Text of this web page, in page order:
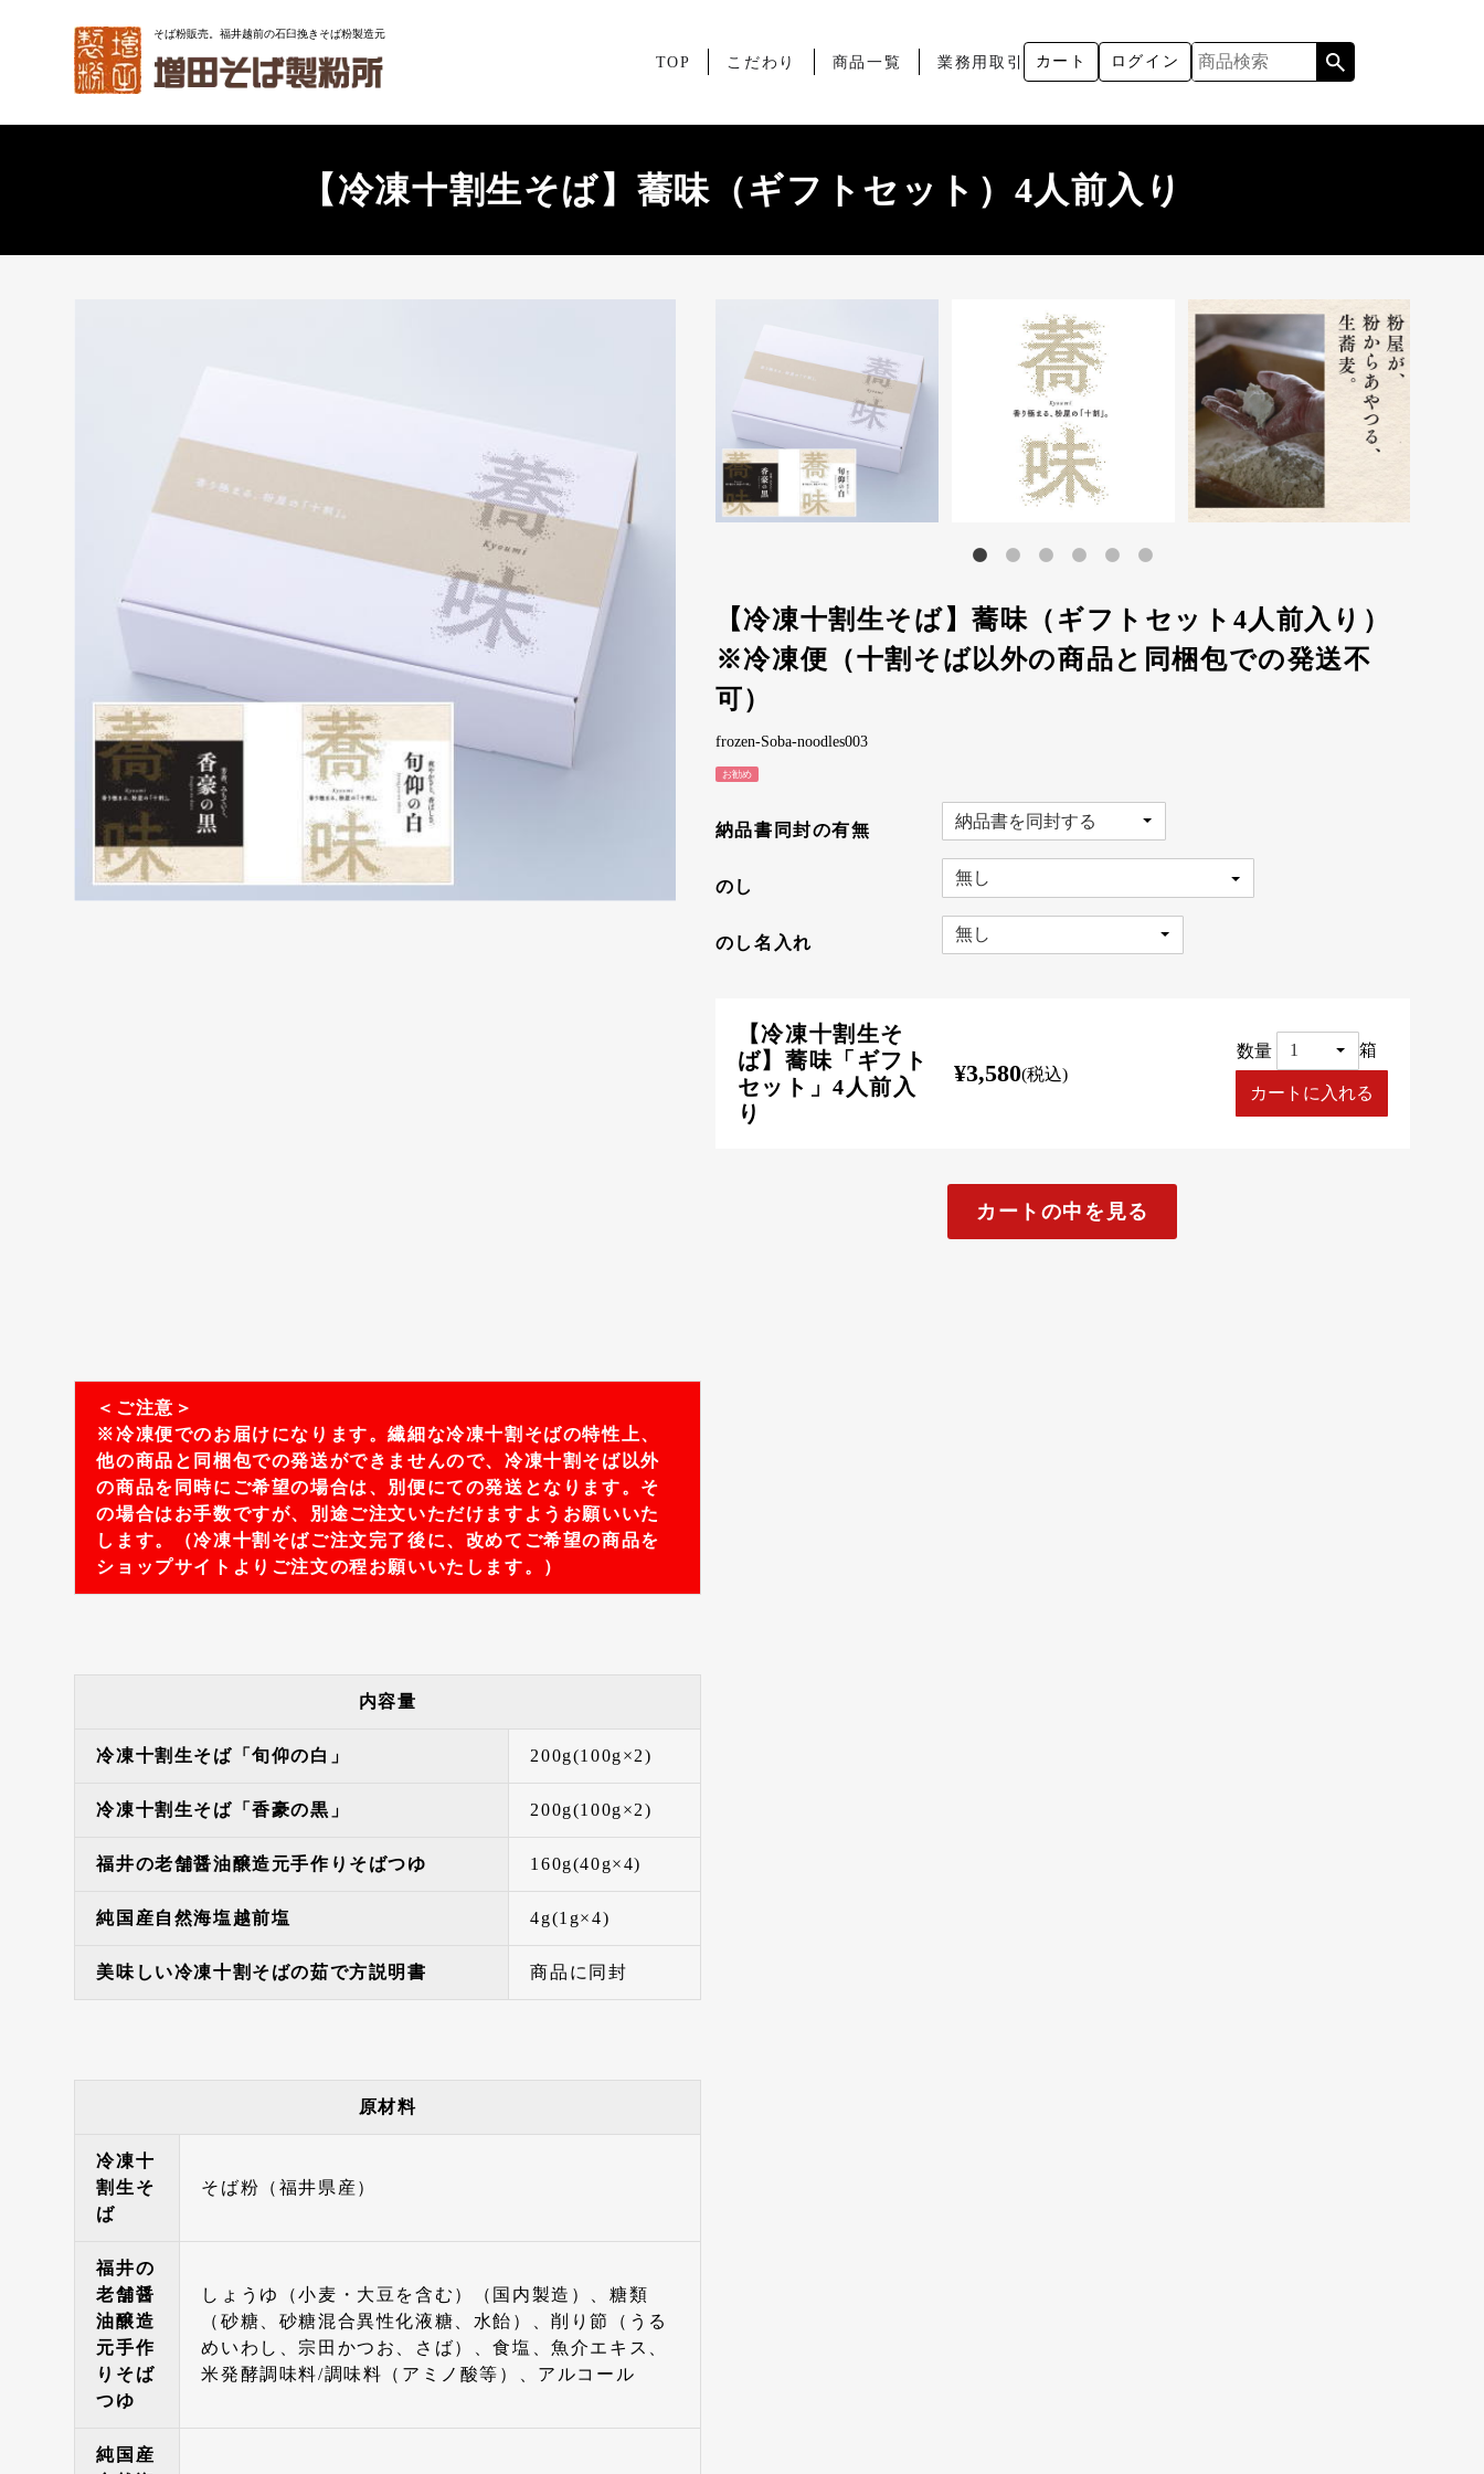
そば粉販売。福井越前の石臼挽きそば粉製造元
TOP こだわり 商品一覧 業務用取引 カート ログイン
【冷凍十割生そば】蕎味（ギフトセット）4人前入り
【冷凍十割生そば】蕎味（ギフトセット4人前入り）
※冷凍便（十割そば以外の商品と同梱包での発送不
可）
frozen-Soba-noodles003
お勧め
納品書同封の有無
のし
のし名入れ
【冷凍十割生そ
ば】蕎味「ギフト
セット」4人前入
り
¥3,580(税込)
数量 箱
カートの中を見る
＜ご注意＞
※冷凍便でのお届けになります。繊細な冷凍十割そばの特性上、
他の商品と同梱包での発送ができませんので、冷凍十割そば以外
の商品を同時にご希望の場合は、別便にての発送となります。そ
の場合はお手数ですが、別途ご注文いただけますようお願いいた
します。（冷凍十割そばご注文完了後に、改めてご希望の商品を
ショップサイトよりご注文の程お願いいたします。）
内容量
冷凍十割生そば「旬仰の白」 200g(100g×2)
冷凍十割生そば「香豪の黒」 200g(100g×2)
福井の老舗醤油醸造元手作りそばつゆ 160g(40g×4)
純国産自然海塩越前塩 4g(1g×4)
美味しい冷凍十割そばの茹で方説明書 商品に同封
原材料
冷凍十
割生そ
ば
そば粉（福井県産）
福井の
老舗醤
油醸造
元手作
りそば
つゆ
しょうゆ（小麦・大豆を含む）（国内製造）、糖類
（砂糖、砂糖混合異性化液糖、水飴）、削り節（うる
めいわし、宗田かつお、さば）、食塩、魚介エキス、
米発酵調味料/調味料（アミノ酸等）、アルコール
純国産